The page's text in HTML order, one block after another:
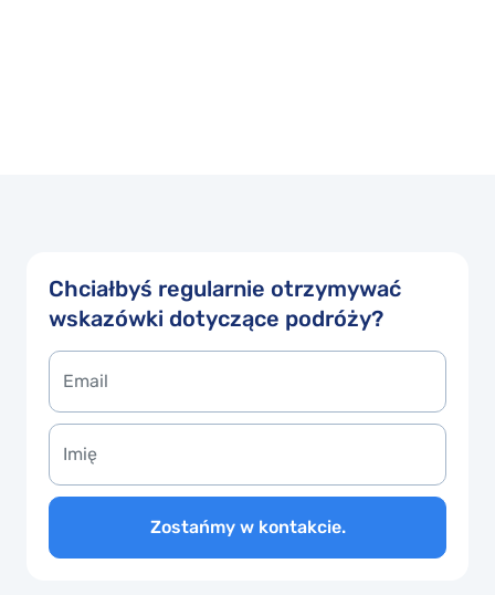
Chciałbyś regularnie otrzymywać
wskazówki dotyczące podróży?
Zostańmy w kontakcie.